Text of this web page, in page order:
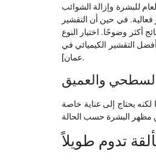
للبشرة وإزالة الشوائب
في حين أن التقشير
أكثر وضوحًا. اختيار النوع
التقشير الكيميائي في
عمان].
السطحي والعميق
لكنه يحتاج إلى عناية خاصة
تدوم طويلاً